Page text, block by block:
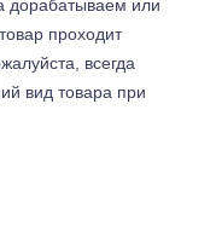
дорабатываем или
проходит
всегда
вид товара при